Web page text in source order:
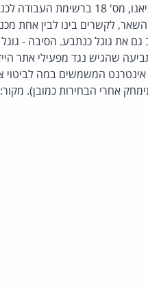
יורם מרציאנו, מס' 18
גם את גוגל כנתבע. הסיבה -
שהגיש נגד מפעילי אתר
המשמשים במה לביטוי
אחרי הבחירות כמובן).